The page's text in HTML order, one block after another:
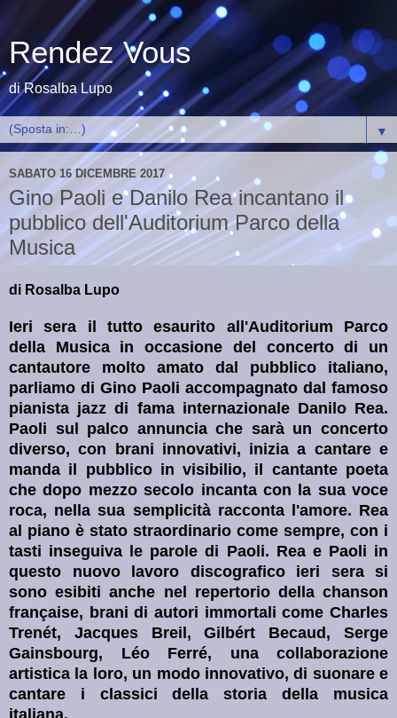
Rendez Vous
di Rosalba Lupo
▼
SABATO 16 DICEMBRE 2017
Gino Paoli e Danilo Rea incantano il
pubblico dell'Auditorium Parco della
Musica
di Rosalba Lupo
Ieri sera il tutto esaurito all'Auditorium Parco
della Musica in occasione del concerto di un
cantautore molto amato dal pubblico italiano,
parliamo di Gino Paoli accompagnato dal famoso
pianista jazz di fama internazionale Danilo Rea.
Paoli sul palco annuncia che sarà un concerto
diverso, con brani innovativi, inizia a cantare e
manda il pubblico in visibilio, il cantante poeta
che dopo mezzo secolo incanta con la sua voce
roca, nella sua semplicità racconta l'amore. Rea
al piano è stato straordinario come sempre, con i
tasti inseguiva le parole di Paoli. Rea e Paoli in
questo nuovo lavoro discografico ieri sera si
sono esibiti anche nel repertorio della chanson
française, brani di autori immortali come Charles
Trenét, Jacques Breil, Gilbért Becaud, Serge
Gainsbourg, Léo Ferré, una collaborazione
artistica la loro, un modo innovativo, di suonare e
cantare i classici della storia della musica
italiana.